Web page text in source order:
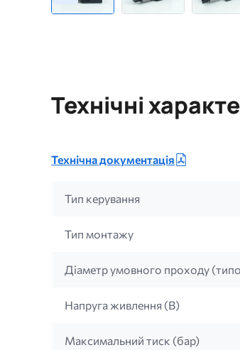
Технічні
Технічна документація
Тип керування
Тип монтажу
Діаметр умовного проходу
Напруга живлення (B)
Максимальний тиск (бар)